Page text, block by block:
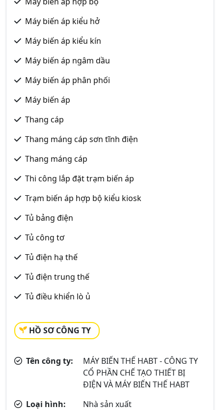
Máy biến áp kiểu hở
Máy biến áp kiểu kín
Máy biến áp ngâm dầu
Máy biến áp phân phối
Máy biến áp
Thang cáp
Thang máng cáp sơn tĩnh điện
Thang máng cáp
Thi công lắp đặt trạm biến áp
Trạm biến áp hợp bộ kiểu kiosk
Tủ bảng điện
Tủ công tơ
Tủ điện hạ thế
Tủ điện trung thế
Tủ điều khiển lò ủ
HỒ SƠ CÔNG TY
Tên công ty:
MÁY BIẾN THẾ HABT - CÔNG TY
CỔ PHẦN CHẾ TẠO THIẾT BỊ
ĐIỆN VÀ MÁY BIẾN THẾ HABT
Loại hình:
Nhà sản xuất